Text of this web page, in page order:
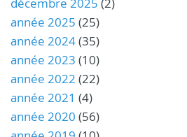
année 2025 (25)
année 2024(35)
année 2023 (10)
année 2022 (22)
année 2021 (4)
année 2020 (56)